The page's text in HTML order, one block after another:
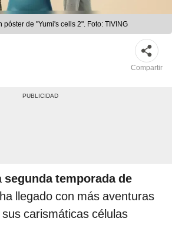
póster de "Yumi's cells 2". Foto: TIVING
Compartir
segunda temporada de
ha llegado con más aventuras
carismáticas células